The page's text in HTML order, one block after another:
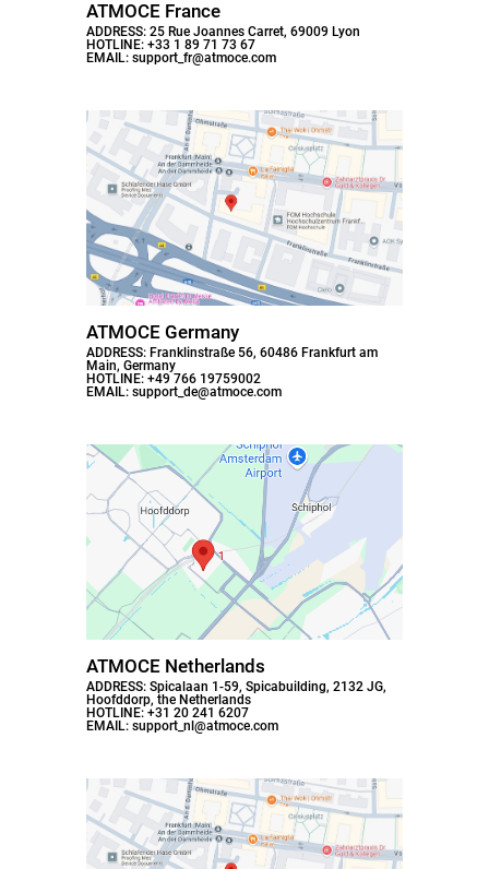
M-Combiner Tillbehör
Atmoce Cloud och Atmozen
Appen
Nyheter
ATMOCE France
ADDRESS: 25 Rue Joannes Carret, 69009 Lyon
HOTLINE: +33 1 89 71 73 67
EMAIL: support_fr@atmoce.com
ATMOCE Germany
ADDRESS: Franklinstraße 56, 60486 Frankfurt am
Main, Germany
HOTLINE: +49 766 19759002
EMAIL: support_de@atmoce.com
ATMOCE Netherlands
ADDRESS: Spicalaan 1-59, Spicabuilding, 2132 JG,
Hoofddorp, the Netherlands
HOTLINE: +31 20 241 6207
EMAIL: support_nl@atmoce.com